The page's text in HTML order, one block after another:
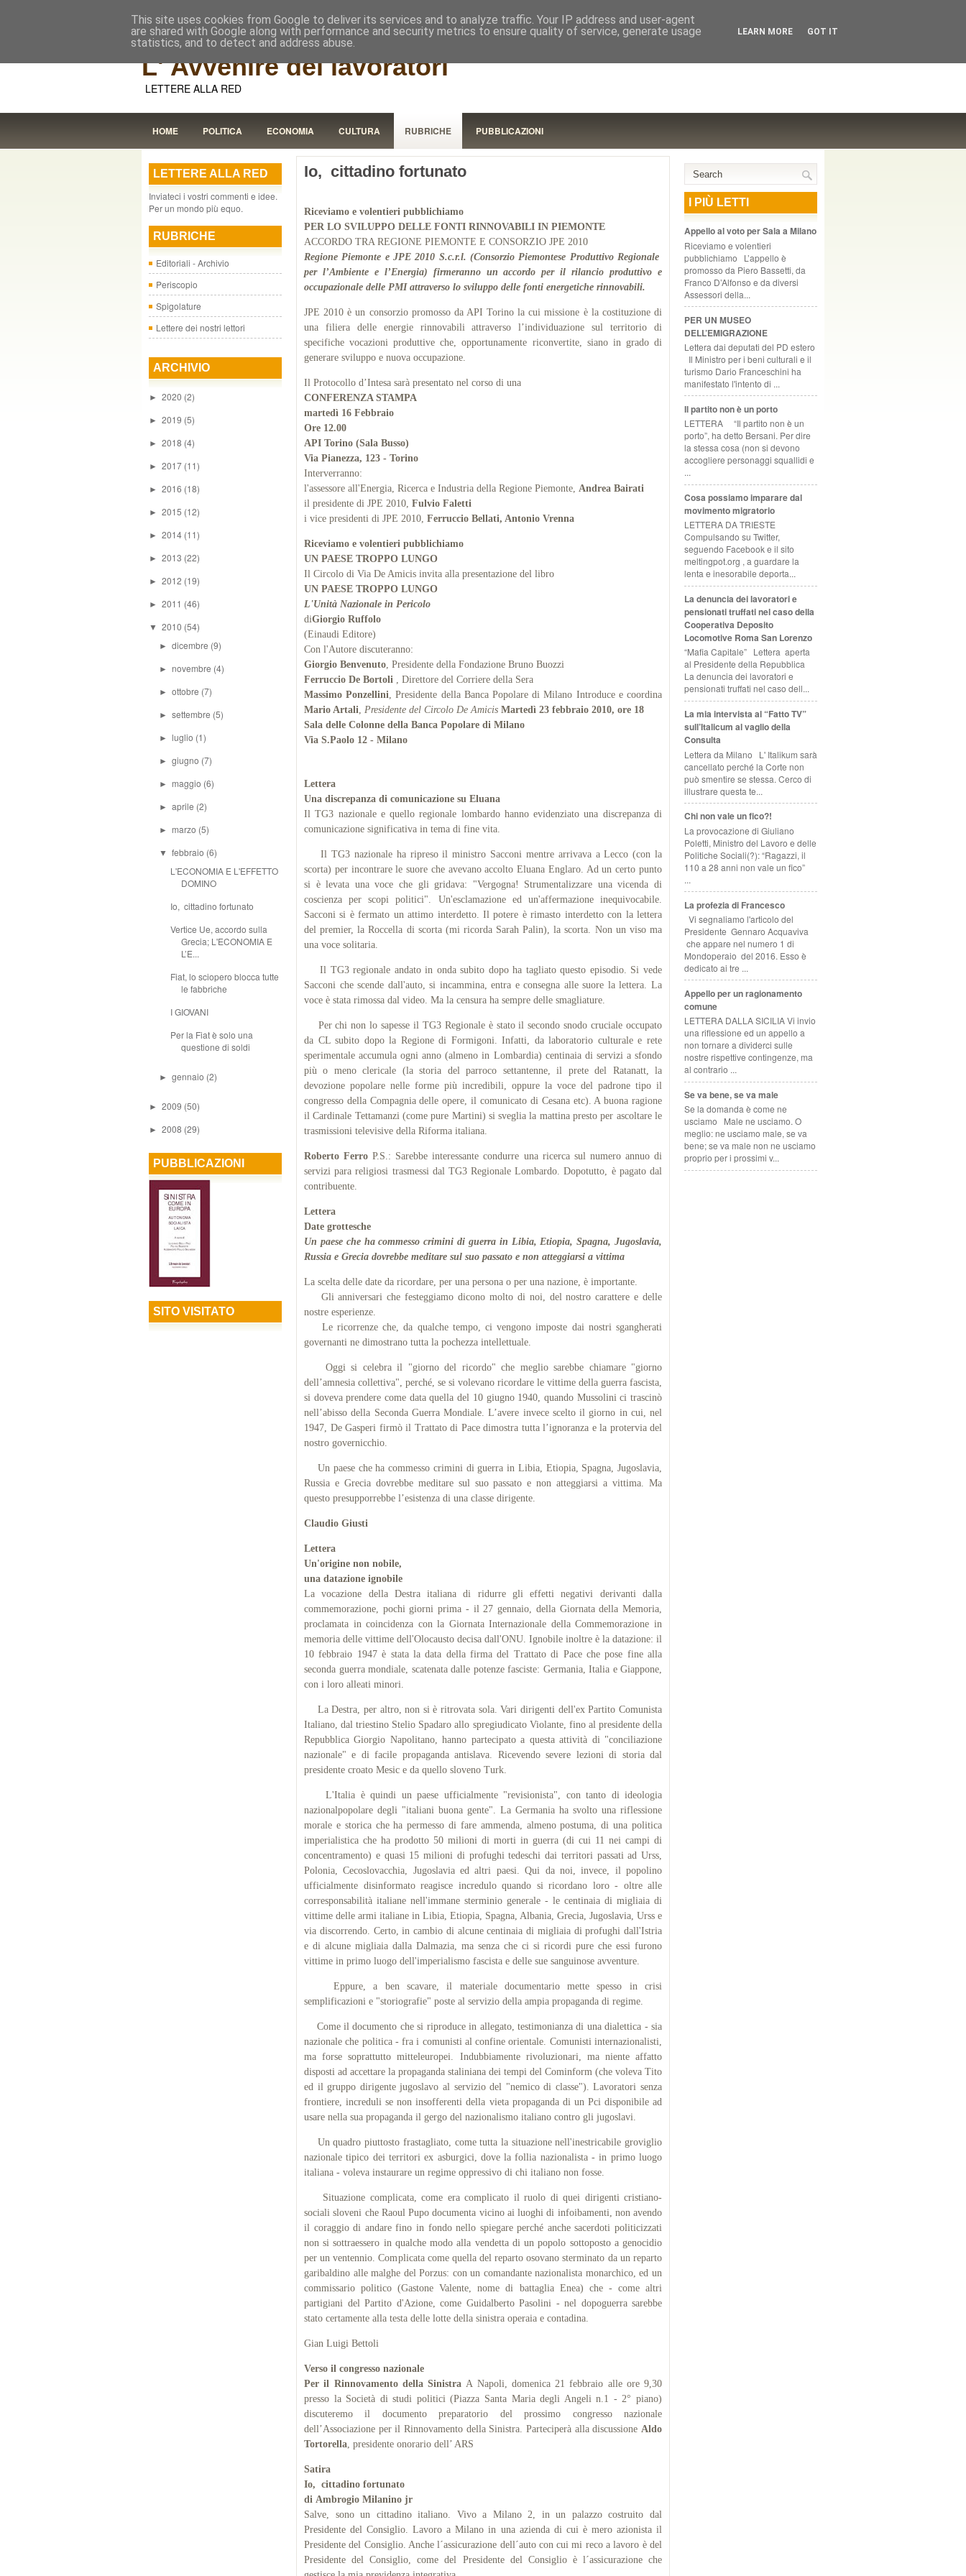
RISTORANTE COOPERATIVO, ZURIGO
L' Avvenire dei lavoratori
LETTERE ALLA RED
HOME POLITICA ECONOMIA CULTURA RUBRICHE PUBBLICAZIONI
LETTERE ALLA RED
Inviateci i vostri commenti e idee.
Per un mondo più equo.
RUBRICHE
Editoriali - Archivio
Periscopio
Spigolature
Lettere dei nostri lettori
ARCHIVIO
► 2020 (2)
► 2019 (5)
► 2018 (4)
► 2017 (11)
► 2016 (18)
► 2015 (12)
► 2014 (11)
► 2013 (22)
► 2012 (19)
► 2011 (46)
▼ 2010 (54)
►dicembre (9)
►novembre (4)
►ottobre (7)
►settembre (5)
► luglio (1)
►giugno (7)
► maggio (6)
►aprile (2)
► marzo (5)
▼febbraio (6)
L'ECONOMIA E L'EFFETTO
DOMINO
Io, cittadino fortunato
Vertice Ue, accordo sulla
Grecia; L'ECONOMIA E
L’E...
Fiat, lo sciopero blocca tutte
le fabbriche
I GIOVANI
Per la Fiat è solo una
questione di soldi
►gennaio (2)
► 2009 (50)
► 2008 (29)
PUBBLICAZIONI
SITO VISITATO
Io, cittadino fortunato
Riceviamo e volentieri pubblichiamo
PER LO SVILUPPO DELLE FONTI RINNOVABILI IN PIEMONTE
ACCORDO TRA REGIONE PIEMONTE E CONSORZIO JPE 2010
Regione Piemonte e JPE 2010 S.c.r.l. (Consorzio Piemontese Produttivo Regionale
per l’Ambiente e l’Energia) firmeranno un accordo per il rilancio produttivo e
occupazionale delle PMI attraverso lo sviluppo delle fonti energetiche rinnovabili.
JPE 2010 è un consorzio promosso da API Torino la cui missione è la costituzione di
una filiera delle energie rinnovabili attraverso l’individuazione sul territorio di
specifiche vocazioni produttive che, opportunamente riconvertite, siano in grado di
generare sviluppo e nuova occupazione.
Il Protocollo d’Intesa sarà presentato nel corso di una
CONFERENZA STAMPA
martedì 16 Febbraio
Ore 12.00
API Torino (Sala Busso)
Via Pianezza, 123 - Torino
Interverranno:
l'assessore all'Energia, Ricerca e Industria della Regione Piemonte, Andrea Bairati
il presidente di JPE 2010, Fulvio Faletti
i vice presidenti di JPE 2010, Ferruccio Bellati, Antonio Vrenna
Riceviamo e volentieri pubblichiamo
UN PAESE TROPPO LUNGO
Il Circolo di Via De Amicis invita alla presentazione del libro
UN PAESE TROPPO LUNGO
L'Unità Nazionale in Pericolo
diGiorgio Ruffolo
(Einaudi Editore)
Con l'Autore discuteranno:
Giorgio Benvenuto, Presidente della Fondazione Bruno Buozzi
Ferruccio De Bortoli , Direttore del Corriere della Sera
Massimo Ponzellini, Presidente della Banca Popolare di Milano Introduce e coordina
Mario Artali, Presidente del Circolo De Amicis Martedì 23 febbraio 2010, ore 18
Sala delle Colonne della Banca Popolare di Milano
Via S.Paolo 12 - Milano
Lettera
Una discrepanza di comunicazione su Eluana
Il TG3 nazionale e quello regionale lombardo hanno evidenziato una discrepanza di
comunicazione significativa in tema di fine vita.
Il TG3 nazionale ha ripreso il ministro Sacconi mentre arrivava a Lecco (con la
scorta) per incontrare le suore che avevano accolto Eluana Englaro. Ad un certo punto
si è levata una voce che gli gridava: "Vergogna! Strumentalizzare una vicenda di
coscienza per scopi politici". Un'esclamazione ed un'affermazione inequivocabile.
Sacconi si è fermato un attimo interdetto. Il potere è rimasto interdetto con la lettera
del premier, la Roccella di scorta (mi ricorda Sarah Palin), la scorta. Non un viso ma
una voce solitaria.
Il TG3 regionale andato in onda subito dopo ha tagliato questo episodio. Si vede
Sacconi che scende dall'auto, si incammina, entra e consegna alle suore la lettera. La
voce è stata rimossa dal video. Ma la censura ha sempre delle smagliature.
Per chi non lo sapesse il TG3 Regionale è stato il secondo snodo cruciale occupato
da CL subito dopo la Regione di Formigoni. Infatti, da laboratorio culturale e rete
sperimentale accumula ogni anno (almeno in Lombardia) centinaia di servizi a sfondo
più o meno clericale (la storia del parroco settantenne, il prete del Ratanatt, la
devozione popolare nelle forme più incredibili, oppure la voce del padrone tipo il
congresso della Compagnia delle opere, il comunicato di Cesana etc). A buona ragione
il Cardinale Tettamanzi (come pure Martini) si sveglia la mattina presto per ascoltare le
trasmissioni televisive della Riforma italiana.
Roberto Ferro P.S.: Sarebbe interessante condurre una ricerca sul numero annuo di
servizi para religiosi trasmessi dal TG3 Regionale Lombardo. Dopotutto, è pagato dal
contribuente.
Lettera
Date grottesche
Un paese che ha commesso crimini di guerra in Libia, Etiopia, Spagna, Jugoslavia,
Russia e Grecia dovrebbe meditare sul suo passato e non atteggiarsi a vittima
La scelta delle date da ricordare, per una persona o per una nazione, è importante.
Gli anniversari che festeggiamo dicono molto di noi, del nostro carattere e delle
nostre esperienze.
Le ricorrenze che, da qualche tempo, ci vengono imposte dai nostri sgangherati
governanti ne dimostrano tutta la pochezza intellettuale.
Oggi si celebra il "giorno del ricordo" che meglio sarebbe chiamare "giorno
dell’amnesia collettiva", perché, se si volevano ricordare le vittime della guerra fascista,
si doveva prendere come data quella del 10 giugno 1940, quando Mussolini ci trascinò
nell’abisso della Seconda Guerra Mondiale. L’avere invece scelto il giorno in cui, nel
1947, De Gasperi firmò il Trattato di Pace dimostra tutta l’ignoranza e la protervia del
nostro governicchio.
Un paese che ha commesso crimini di guerra in Libia, Etiopia, Spagna, Jugoslavia,
Russia e Grecia dovrebbe meditare sul suo passato e non atteggiarsi a vittima. Ma
questo presupporrebbe l’esistenza di una classe dirigente.
Claudio Giusti
Lettera
Un'origine non nobile,
una datazione ignobile
La vocazione della Destra italiana di ridurre gli effetti negativi derivanti dalla
commemorazione, pochi giorni prima - il 27 gennaio, della Giornata della Memoria,
proclamata in coincidenza con la Giornata Internazionale della Commemorazione in
memoria delle vittime dell'Olocausto decisa dall'ONU. Ignobile inoltre è la datazione: il
10 febbraio 1947 è stata la data della firma del Trattato di Pace che pose fine alla
seconda guerra mondiale, scatenata dalle potenze fasciste: Germania, Italia e Giappone,
con i loro alleati minori.
La Destra, per altro, non si è ritrovata sola. Vari dirigenti dell'ex Partito Comunista
Italiano, dal triestino Stelio Spadaro allo spregiudicato Violante, fino al presidente della
Repubblica Giorgio Napolitano, hanno partecipato a questa attività di "conciliazione
nazionale" e di facile propaganda antislava. Ricevendo severe lezioni di storia dal
presidente croato Mesic e da quello sloveno Turk.
L'Italia è quindi un paese ufficialmente "revisionista", con tanto di ideologia
nazionalpopolare degli "italiani buona gente". La Germania ha svolto una riflessione
morale e storica che ha permesso di fare ammenda, almeno postuma, di una politica
imperialistica che ha prodotto 50 milioni di morti in guerra (di cui 11 nei campi di
concentramento) e quasi 15 milioni di profughi tedeschi dai territori passati ad Urss,
Polonia, Cecoslovacchia, Jugoslavia ed altri paesi. Qui da noi, invece, il popolino
ufficialmente disinformato reagisce incredulo quando si ricordano loro - oltre alle
corresponsabilità italiane nell'immane sterminio generale - le centinaia di migliaia di
vittime delle armi italiane in Libia, Etiopia, Spagna, Albania, Grecia, Jugoslavia, Urss e
via discorrendo. Certo, in cambio di alcune centinaia di migliaia di profughi dall'Istria
e di alcune migliaia dalla Dalmazia, ma senza che ci si ricordi pure che essi furono
vittime in primo luogo dell'imperialismo fascista e delle sue sanguinose avventure.
Eppure, a ben scavare, il materiale documentario mette spesso in crisi
semplificazioni e "storiografie" poste al servizio della ampia propaganda di regime.
Come il documento che si riproduce in allegato, testimonianza di una dialettica - sia
nazionale che politica - fra i comunisti al confine orientale. Comunisti internazionalisti,
ma forse soprattutto mitteleuropei. Indubbiamente rivoluzionari, ma niente affatto
disposti ad accettare la propaganda staliniana dei tempi del Cominform (che voleva Tito
ed il gruppo dirigente jugoslavo al servizio del "nemico di classe"). Lavoratori senza
frontiere, increduli se non insofferenti della vieta propaganda di un Pci disponibile ad
usare nella sua propaganda il gergo del nazionalismo italiano contro gli jugoslavi.
Un quadro piuttosto frastagliato, come tutta la situazione nell'inestricabile groviglio
nazionale tipico dei territori ex asburgici, dove la follia nazionalista - in primo luogo
italiana - voleva instaurare un regime oppressivo di chi italiano non fosse.
Situazione complicata, come era complicato il ruolo di quei dirigenti cristiano-
sociali sloveni che Raoul Pupo documenta vicino ai luoghi di infoibamenti, non avendo
il coraggio di andare fino in fondo nello spiegare perché anche sacerdoti politicizzati
non si sottraessero in qualche modo alla vendetta di un popolo sottoposto a genocidio
per un ventennio. Complicata come quella del reparto osovano sterminato da un reparto
garibaldino alle malghe del Porzus: con un comandante nazionalista monarchico, ed un
commissario politico (Gastone Valente, nome di battaglia Enea) che - come altri
partigiani del Partito d'Azione, come Guidalberto Pasolini - nel dopoguerra sarebbe
stato certamente alla testa delle lotte della sinistra operaia e contadina.
Gian Luigi Bettoli
Verso il congresso nazionale
Per il Rinnovamento della Sinistra A Napoli, domenica 21 febbraio alle ore 9,30
presso la Società di studi politici (Piazza Santa Maria degli Angeli n.1 - 2° piano)
discuteremo il documento preparatorio del prossimo congresso nazionale
dell’Associazione per il Rinnovamento della Sinistra. Parteciperà alla discussione Aldo
Tortorella, presidente onorario dell’ ARS
Satira
Io, cittadino fortunato
di Ambrogio Milanino jr
Salve, sono un cittadino italiano. Vivo a Milano 2, in un palazzo costruito dal
Presidente del Consiglio. Lavoro a Milano in una azienda di cui è mero azionista il
Presidente del Consiglio. Anche l´assicurazione dell´auto con cui mi reco a lavoro è del
Presidente del Consiglio, come del Presidente del Consiglio è l´assicurazione che
I PIÙ LETTI
Appello al voto per Sala a Milano
Riceviamo e volentieri
pubblichiamo L’appello è
promosso da Piero Bassetti, da
Franco D’Alfonso e da diversi
Assessori della...
PER UN MUSEO
DELL’EMIGRAZIONE
Lettera dai deputati del PD estero
Il Ministro per i beni culturali e il
turismo Dario Franceschini ha
manifestato l'intento di ...
Il partito non è un porto
LETTERA “Il partito non è un
porto”, ha detto Bersani. Per dire
la stessa cosa (non si devono
accogliere personaggi squallidi e
...
Cosa possiamo imparare dal
movimento migratorio
LETTERA DA TRIESTE
Compulsando su Twitter,
seguendo Facebook e il sito
meltingpot.org , a guardare la
lenta e inesorabile deporta...
La denuncia dei lavoratori e
pensionati truffati nel caso della
Cooperativa Deposito
Locomotive Roma San Lorenzo
“Mafia Capitale” Lettera aperta
al Presidente della Repubblica
La denuncia dei lavoratori e
pensionati truffati nel caso dell...
La mia intervista al “Fatto TV”
sull’Italicum al vaglio della
Consulta
Lettera da Milano L' Italikum sarà
cancellato perché la Corte non
può smentire se stessa. Cerco di
illustrare questa te...
Chi non vale un fico?!
La provocazione di Giuliano
Poletti, Ministro del Lavoro e delle
Politiche Sociali(?): “Ragazzi, il
110 a 28 anni non vale un fico”
...
La profezia di Francesco
Vi segnaliamo l'articolo del
Presidente Gennaro Acquaviva
che appare nel numero 1 di
Mondoperaio del 2016. Esso è
dedicato ai tre ...
Appello per un ragionamento
comune
LETTERA DALLA SICILIA Vi invio
una riflessione ed un appello a
non tornare a dividerci sulle
nostre rispettive contingenze, ma
al contrario ...
Se va bene, se va male
Se la domanda è come ne
usciamo Male ne usciamo. O
meglio: ne usciamo male, se va
bene; se va male non ne usciamo
proprio per i prossimi v...
This site uses cookies from Google to deliver its services and to analyze traffic. Your IP address and user-agent
are shared with Google along with performance and security metrics to ensure quality of service, generate usage
statistics, and to detect and address abuse.
LEARN MORE GOT IT